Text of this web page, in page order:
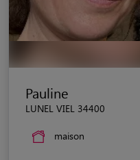
Pauline
LUNEL VIEL 34400
maison